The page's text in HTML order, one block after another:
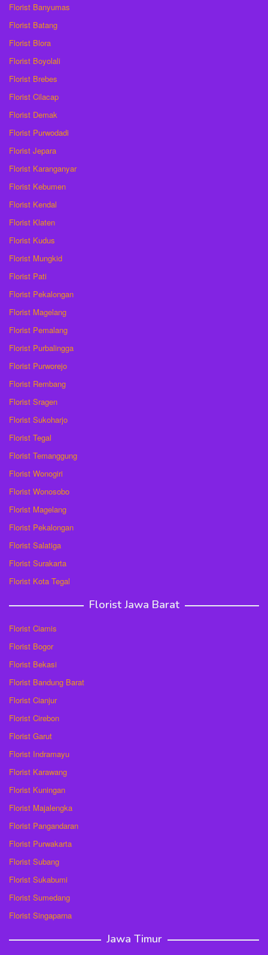
Florist Banyumas
Florist Batang
Florist Blora
Florist Boyolali
Florist Brebes
Florist Cilacap
Florist Demak
Florist Purwodadi
Florist Jepara
Florist Karanganyar
Florist Kebumen
Florist Kendal
Florist Klaten
Florist Kudus
Florist Mungkid
Florist Pati
Florist Pekalongan
Florist Magelang
Florist Pemalang
Florist Purbalingga
Florist Purworejo
Florist Rembang
Florist Sragen
Florist Sukoharjo
Florist Tegal
Florist Temanggung
Florist Wonogiri
Florist Wonosobo
Florist Magelang
Florist Pekalongan
Florist Salatiga
Florist Surakarta
Florist Kota Tegal
Florist Jawa Barat
Florist Ciamis
Florist Bogor
Florist Bekasi
Florist Bandung Barat
Florist Cianjur
Florist Cirebon
Florist Garut
Florist Indramayu
Florist Karawang
Florist Kuningan
Florist Majalengka
Florist Pangandaran
Florist Purwakarta
Florist Subang
Florist Sukabumi
Florist Sumedang
Florist Singaparna
Jawa Timur